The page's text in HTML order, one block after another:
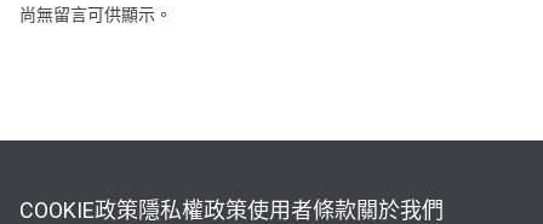
尚無留言可供顯示。
COOKIE政策隱私權政策使用者條款關於我們